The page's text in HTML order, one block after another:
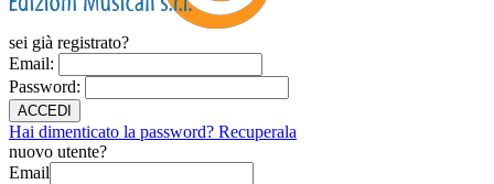
sei già registrato?
Email:
Password:
ACCEDI
Hai dimenticato la password? Recuperala
nuovo utente?
Email